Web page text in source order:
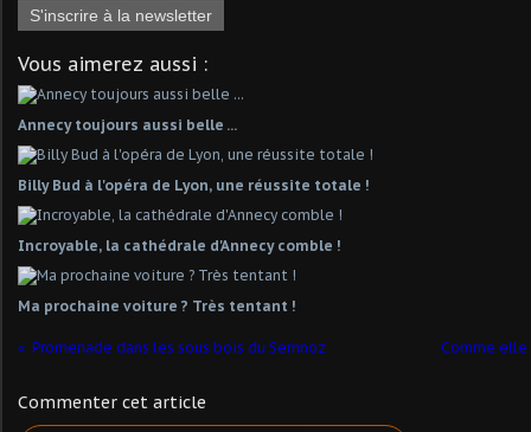
S'inscrire à la newsletter
Vous aimerez aussi :
Annecy toujours aussi belle ...
Billy Bud à l'opéra de Lyon, une réussite totale !
Incroyable, la cathédrale d'Annecy comble !
Ma prochaine voiture ? Très tentant !
Promenade dans les sous bois du Semnoz Comme elle
Commenter cet article